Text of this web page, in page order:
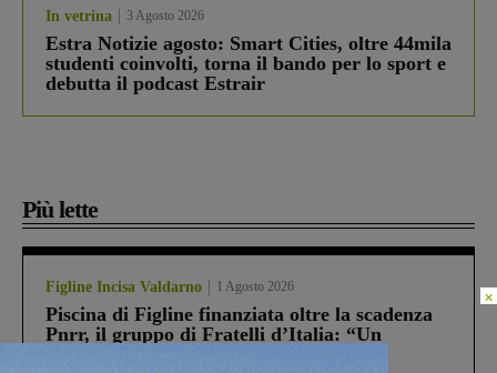
In vetrina 3 Agosto 2026
Estra Notizie agosto: Smart Cities, oltre 44mila
studenti coinvolti, torna il bando per lo sport e
debutta il podcast Estrair
Più lette
Figline Incisa Valdarno 1 Agosto 2026
Piscina di Figline finanziata oltre la scadenza
Pnrr, il gruppo di Fratelli d’Italia: “Un
×